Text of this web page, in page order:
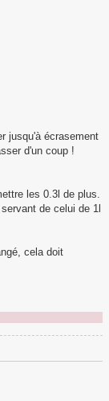
jusqu'à écrasement
d'un coup !
les 0.3l de plus.
de celui de 1l
cela doit